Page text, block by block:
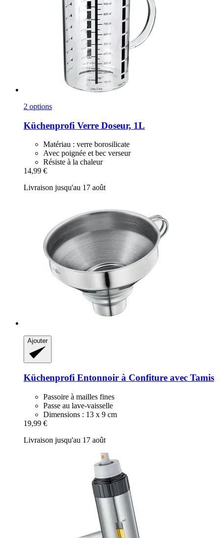
2 options
Küchenprofi Verre Doseur, 1L
Matériau : verre borosilicate
Avec poignée et bec verseur
Résiste à la chaleur
14,99 €
Livraison jusqu'au 17 août
Ajouter
Küchenprofi Entonnoir à Confiture avec Tamis
Passoire à mailles fines
Passe au lave-vaisselle
Dimensions : 13 x 9 cm
19,99 €
Livraison jusqu'au 17 août